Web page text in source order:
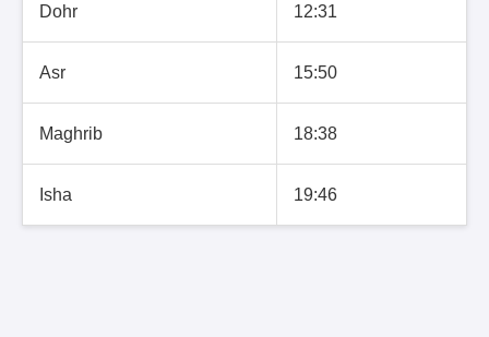
Dohr 12:31
Asr 15:50
Maghrib 18:38
Isha 19:46